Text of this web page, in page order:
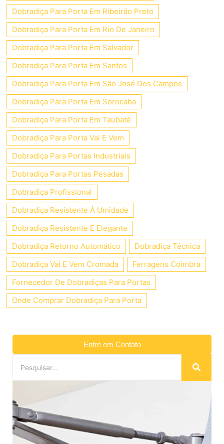
Dobradiça Para Porta Em Ribeirão Preto
Dobradiça Para Porta Em Rio De Janeiro
Dobradiça Para Porta Em Salvador
Dobradiça Para Porta Em Santos
Dobradiça Para Porta Em São José Dos Campos
Dobradiça Para Porta Em Sorocaba
Dobradiça Para Porta Em Taubaté
Dobradiça Para Porta Vai E Vem
Dobradiça Para Portas Industriais
Dobradiça Para Portas Pesadas
Dobradiça Profissional
Dobradiça Resistente À Umidade
Dobradiça Resistente E Elegante
Dobradiça Retorno Automático
Dobradiça Técnica
Dobradiça Vai E Vem Cromada
Ferragens Coimbra
Fornecedor De Dobradiças Para Portas
Onde Comprar Dobradiça Para Porta
Entre em Contato